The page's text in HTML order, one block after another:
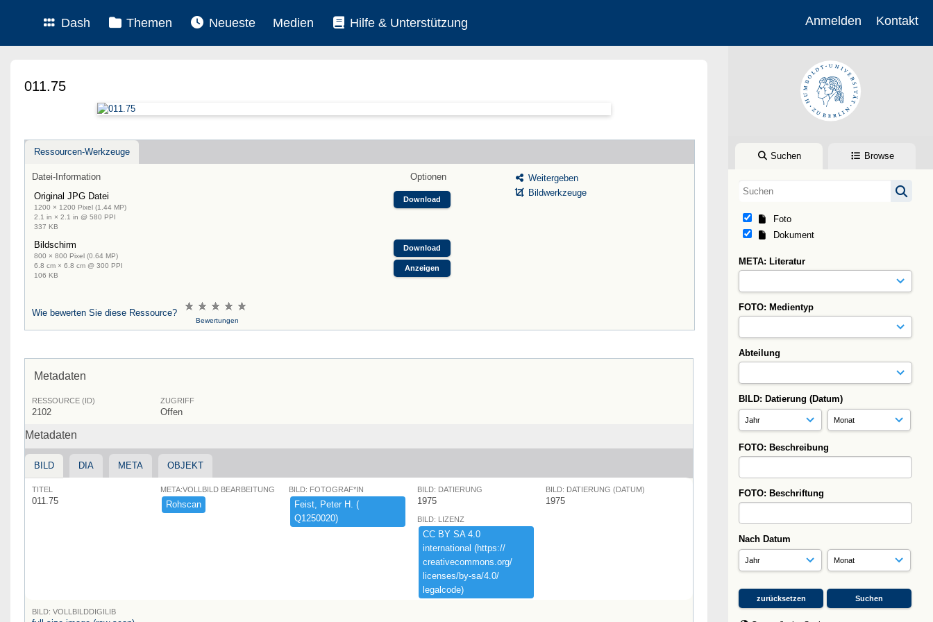
Dash Themen Neueste Medien Hilfe & Unterstützung Anmelden Kontakt
Suchen Browse
Foto
Dokument
META: Literatur
FOTO: Medientyp
Abteilung
BILD: Datierung (Datum)
FOTO: Beschreibung
FOTO: Beschriftung
Nach Datum
011.75
Ressourcen-Werkzeuge
Datei-Information
Optionen
Original JPG Datei
1200 × 1200 Pixel (1.44 MP)
2.1 in × 2.1 in @ 580 PPI
337 KB
Download
Bildschirm
800 × 800 Pixel (0.64 MP)
6.8 cm × 6.8 cm @ 300 PPI
106 KB
Download
Anzeigen
Weitergeben
Bildwerkzeuge
Wie bewerten Sie diese Ressource?
Bewertungen
Metadaten
RESSOURCE (ID)
2102
ZUGRIFF
Offen
Metadaten
BILD DIA META OBJEKT
TITEL
011.75
META:VOLLBILD BEARBEITUNG
Rohscan
BILD: FOTOGRAF*IN
Feist,​ ​Peter ​H.​ ​(​
Q1250020)​
BILD: DATIERUNG
1975
BILD: DATIERUNG (DATUM)
1975
BILD: LIZENZ
CC ​BY ​SA ​4.​0 ​
international ​(​https:​/​/​
creativecommons.​org/​
licenses/​by-​sa/​4.​0/​
legalcode)​
BILD: VOLLBILDDIGILIB